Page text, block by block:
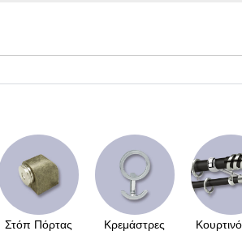
Στόπ Πόρτας Κρεμάστρες